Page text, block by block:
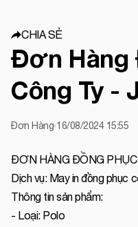
CHIA SẺ
Đơn Hàng
Công Ty -
Đơn Hàng 16/08/2024 15:55
ĐƠN HÀNG ĐỒNG PHỤC
Dịch vụ: May in đồng phục
Thông tin sản phẩm:
- Loại: Polo